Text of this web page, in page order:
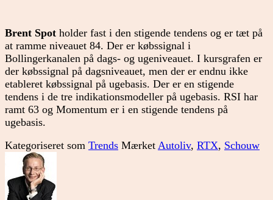
Brent Spot holder fast i den stigende tendens og er tæt på
at ramme niveauet 84. Der er købssignal i
Bollingerkanalen på dags- og ugeniveauet. I kursgrafen er
der købssignal på dagsniveauet, men der er endnu ikke
etableret købssignal på ugebasis. Der er en stigende
tendens i de tre indikationsmodeller på ugebasis. RSI har
ramt 63 og Momentum er i en stigende tendens på
ugebasis.
Kategoriseret som Trends Mærket Autoliv, RTX, Schouw